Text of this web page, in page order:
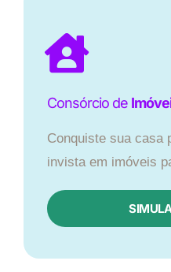
Consórcio de
Conquiste sua casa
invista em imóveis